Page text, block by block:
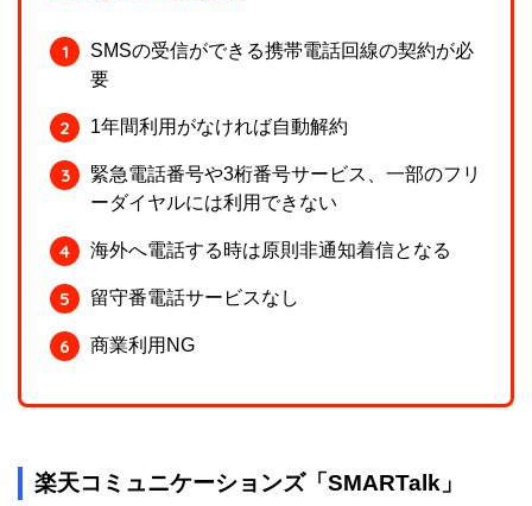
SMSの受信ができる携帯電話回線の契約が必
要
1年間利用がなければ自動解約
緊急電話番号や3桁番号サービス、一部のフリ
ーダイヤルには利用できない
海外へ電話する時は原則非通知着信となる
留守番電話サービスなし
商業利用NG
楽天コミュニケーションズ「SMARTalk」